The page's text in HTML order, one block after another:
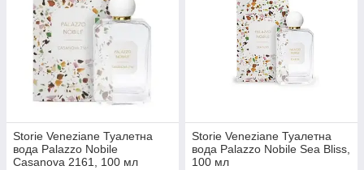
Storie Veneziane Туалетна
вода Palazzo Nobile
Casanova 2161, 100 мл
Storie Veneziane Туалетна
вода Palazzo Nobile Sea Bliss,
100 мл